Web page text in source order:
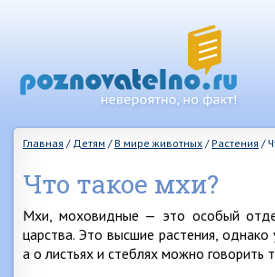
Главная / Детям / В мире животных / Растения /
Что такое мхи?
Мхи, моховидные — это особый
царства. Это высшие растения, однако
а о листьях и стеблях можно говорить